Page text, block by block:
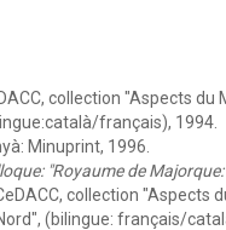
collection "Aspects du
français), 1994.
Minuprint, 1996.
"Royaume de Majorque:
collection "Aspects
(bilingue: français/